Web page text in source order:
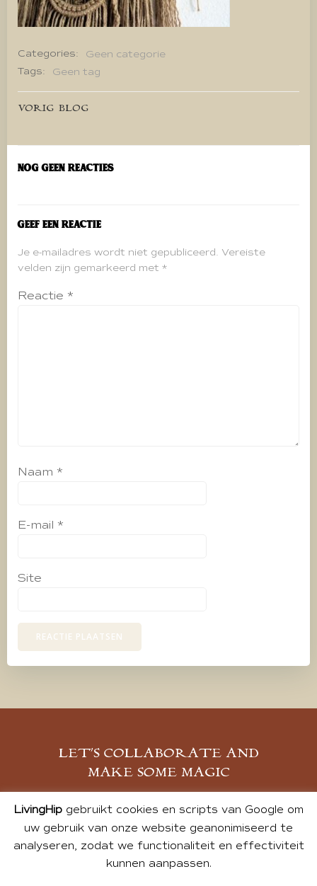
Categories:
Geen categorie
Tags:
Geen tag
Bericht
navigatie
VORIG BLOG
Nog geen reacties
Geef een reactie
Je e-mailadres wordt niet gepubliceerd. Vereiste
velden zijn gemarkeerd met *
Reactie *
Naam *
E-mail *
Site
LET’S COLLABORATE AND
MAKE SOME MAGIC
MELD JE AAN
LivingHipgebruikt cookies en scripts van Google om
uw gebruik van onze website geanonimiseerd te
analyseren, zodat we functionaliteit en effectiviteit
kunnen aanpassen.